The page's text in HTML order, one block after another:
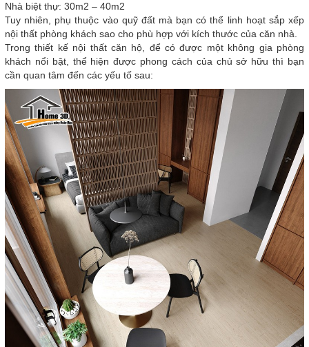
Nhà biệt thự: 30m2 – 40m2
Tuy nhiên, phụ thuộc vào quỹ đất mà bạn có thể linh hoạt sắp xếp
nội thất phòng khách sao cho phù hợp với kích thước của căn nhà.
Trong thiết kế nội thất căn hộ, để có được một không gia phòng
khách nổi bật, thể hiện được phong cách của chủ sở hữu thì bạn
cần quan tâm đến các yếu tố sau: